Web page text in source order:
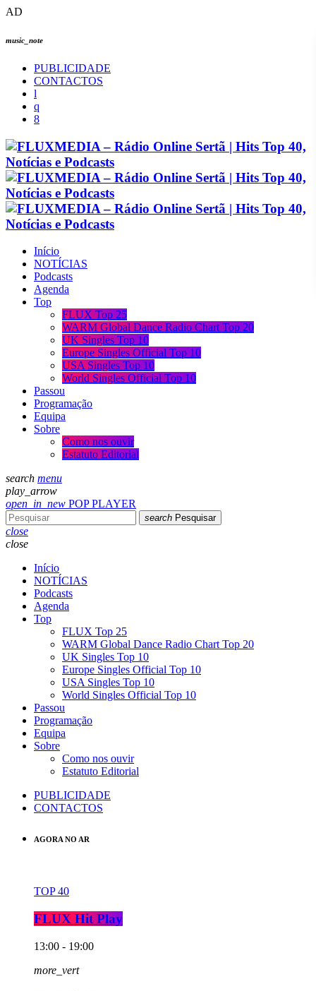
AD
music_note
PUBLICIDADE
CONTACTOS
Início
NOTÍCIAS
Podcasts
Agenda
Top
FLUX Top 25
WARM Global Dance Radio Chart Top 20
UK Singles Top 10
Europe Singles Official Top 10
USA Singles Top 10
World Singles Official Top 10
Passou
Programação
Equipa
Sobre
Como nos ouvir
Estatuto Editorial
search menu
play_arrow
open_in_new POP PLAYER
search Pesquisar
close
close
Início
NOTÍCIAS
Podcasts
Agenda
Top
FLUX Top 25
WARM Global Dance Radio Chart Top 20
UK Singles Top 10
Europe Singles Official Top 10
USA Singles Top 10
World Singles Official Top 10
Passou
Programação
Equipa
Sobre
Como nos ouvir
Estatuto Editorial
PUBLICIDADE
CONTACTOS
AGORA NO AR
TOP 40
FLUX Hit Play
13:00 - 19:00
more_vert